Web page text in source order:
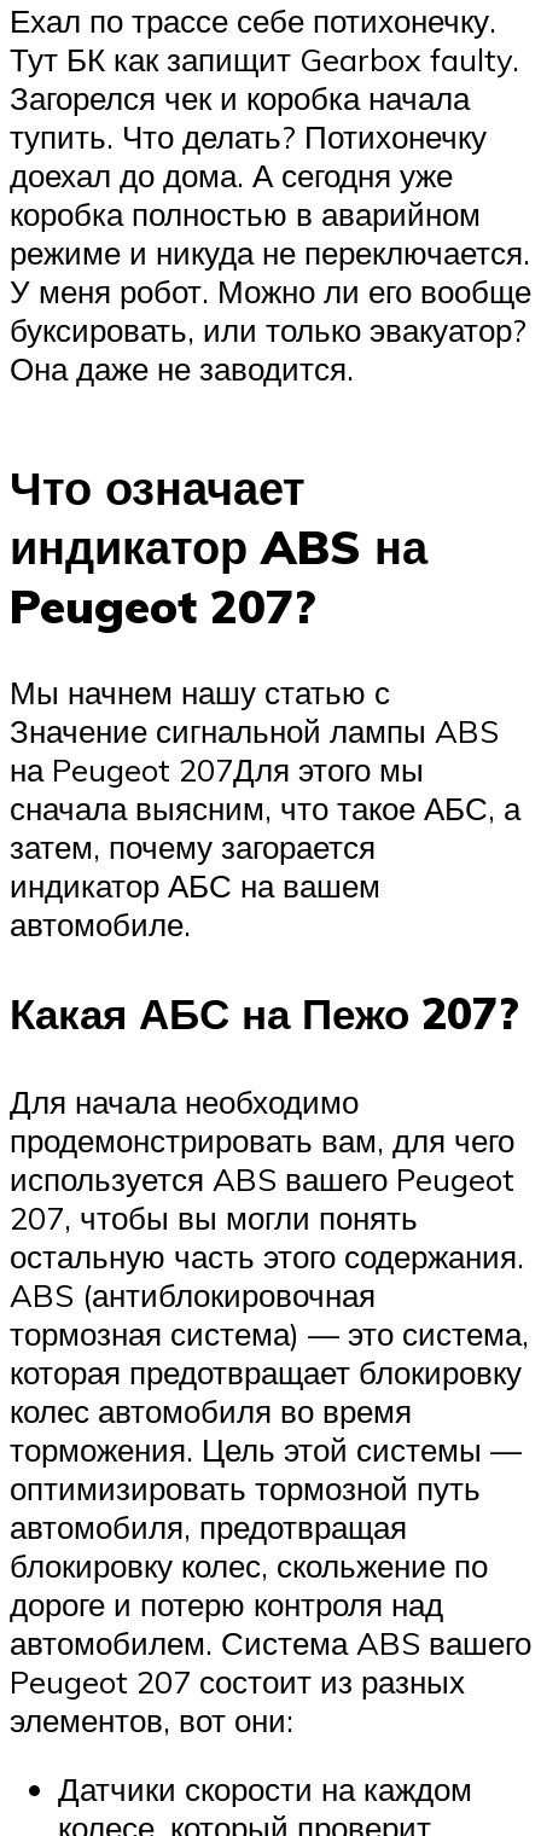
Ехал по трассе себе потихонечку.
Тут БК как запищит Gearbox faulty.
Загорелся чек и коробка начала
тупить. Что делать? Потихонечку
доехал до дома. А сегодня уже
коробка полностью в аварийном
режиме и никуда не переключается.
У меня робот. Можно ли его вообще
буксировать, или только эвакуатор?
Она даже не заводится.
Что означает
индикатор ABS на
Peugeot 207?
Мы начнем нашу статью с
Значение сигнальной лампы ABS
на Peugeot 207Для этого мы
сначала выясним, что такое АБС, а
затем, почему загорается
индикатор АБС на вашем
автомобиле.
Какая АБС на Пежо 207?
Для начала необходимо
продемонстрировать вам, для чего
используется ABS вашего Peugeot
207, чтобы вы могли понять
остальную часть этого содержания.
ABS (антиблокировочная
тормозная система) — это система,
которая предотвращает блокировку
колес автомобиля во время
торможения. Цель этой системы —
оптимизировать тормозной путь
автомобиля, предотвращая
блокировку колес, скольжение по
дороге и потерю контроля над
автомобилем. Система ABS вашего
Peugeot 207 состоит из разных
элементов, вот они:
Датчики скорости на каждом
колесе, который проверит,